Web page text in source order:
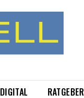
DIGITAL RATGEBER